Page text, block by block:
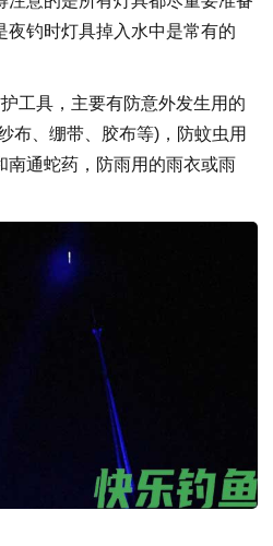
夜钓时灯具掉入水中是常有的
工具，主要有防意外发生用的
布、绷带、胶布等)，防蚊虫用
南通蛇药，防雨用的雨衣或雨